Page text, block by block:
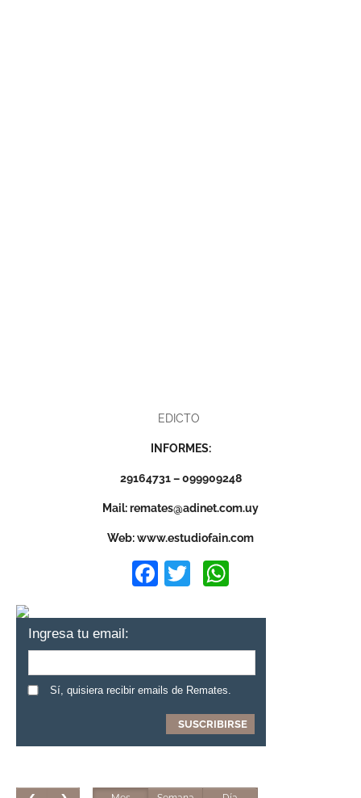
EDICTO
INFORMES:
29164731 – 099909248
Mail:remates@adinet.com.uy
Web: www.estudiofain.com
Facebook
Twitter
Ingresa tu email:
Sí, quisiera recibir emails de Remates.